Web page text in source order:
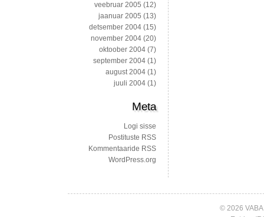
veebruar 2005 (12)
jaanuar 2005 (13)
detsember 2004 (15)
november 2004 (20)
oktoober 2004 (7)
september 2004 (1)
august 2004 (1)
juuli 2004 (1)
Meta
Logi sisse
Postituste RSS
Kommentaaride RSS
WordPress.org
© 2026